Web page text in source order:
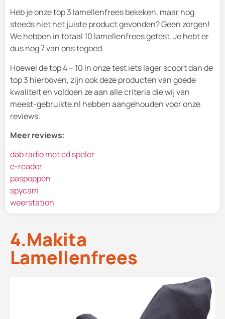
Heb je onze top 3 lamellenfrees bekeken, maar nog
steeds niet het juiste product gevonden? Geen zorgen!
We hebben in totaal 10 lamellenfrees getest. Je hebt er
dus nog 7 van ons tegoed.
Hoewel de top 4 – 10 in onze test iets lager scoort dan de
top 3 hierboven, zijn ook deze producten van goede
kwaliteit en voldoen ze aan alle criteria die wij van
meest-gebruikte.nl hebben aangehouden voor onze
reviews.
Meer reviews:
dab radio met cd speler
e-reader
paspoppen
spycam
weerstation
4.Makita
Lamellenfrees